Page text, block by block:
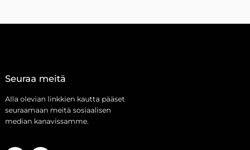
Seuraa meitä
Alla olevian linkkien kautta pääset
seuraamaan meitä sosiaalisen
median kanavissamme.